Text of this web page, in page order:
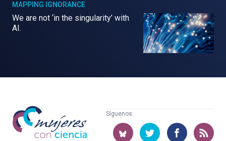
MAPPING IGNORANCE
We are not ‘in the singularity’ with
AI.
Mujeres
con
ciencia
Síguenos: